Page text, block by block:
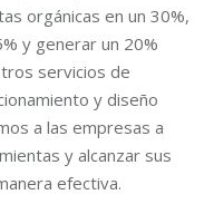
orgánicas en un 30%,
y generar un 20%
servicios de
y diseño
a las empresas a
y alcanzar sus
efectiva.